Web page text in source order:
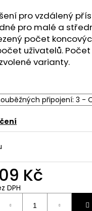
pro vzdálený
pro malé a
počet
uživatelů.
varianty.
Kč
DPH